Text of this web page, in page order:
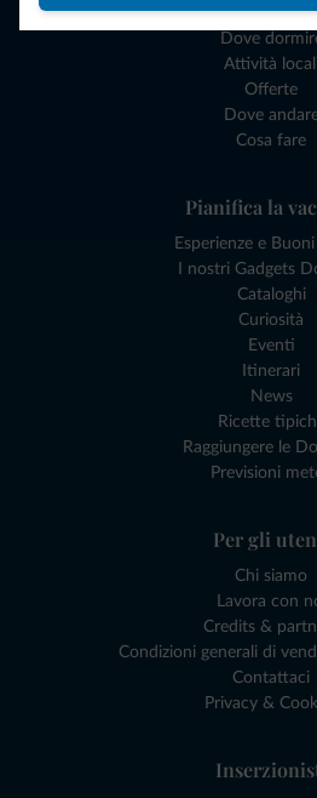
Dove
Attività
Offerte
Dove
Cosa fare
Pianifica la
Esperienze e Buoni
I nostri Gadgets
Cataloghi
Curiosità
Eventi
Itinerari
News
Ricette
Raggiungere le
Previsioni
Per gli
Chi siamo
Lavora con
Credits &
Condizioni generali di
Contattaci
Privacy &